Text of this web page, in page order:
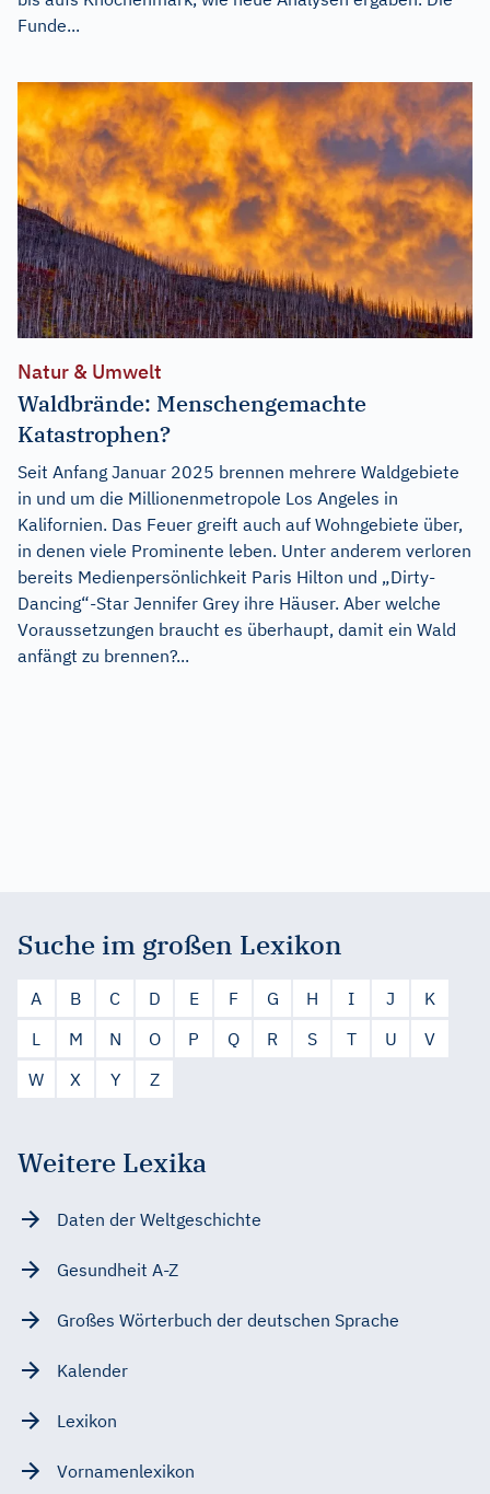
Funde...
Natur & Umwelt
Waldbrände: Menschengemachte
Katastrophen?
Seit Anfang Januar 2025 brennen mehrere Waldgebiete
in und um die Millionenmetropole Los Angeles in
Kalifornien. Das Feuer greift auch auf Wohngebiete über,
in denen viele Prominente leben. Unter anderem verloren
bereits Medienpersönlichkeit Paris Hilton und „Dirty-
Dancing“-Star Jennifer Grey ihre Häuser. Aber welche
Voraussetzungen braucht es überhaupt, damit ein Wald
anfängt zu brennen?...
Suche im großen Lexikon
A B C D E F G H I J
K
L
M N O P Q R S T U
V
W
X Y Z
Weitere Lexika
Daten der Weltgeschichte
Gesundheit A-Z
Großes Wörterbuch der deutschen Sprache
Kalender
Lexikon
Vornamenlexikon